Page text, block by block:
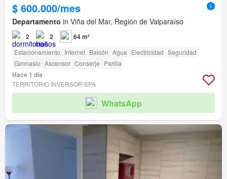
$ 600.000/mes
Departamento in Viña del Mar, Región de Valparaíso
2 2 64 m²
Estacionamiento Internet Balcón Agua Electricidad Seguridad
Gimnasio Ascensor Conserje Parilla
Hace 1 día
TERRITORIO INVERSOR SPA
WhatsApp